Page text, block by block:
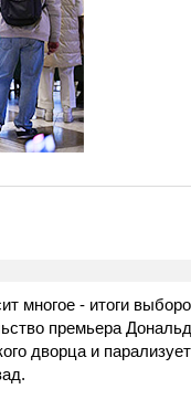
многое - итоги
премьера
дворца и